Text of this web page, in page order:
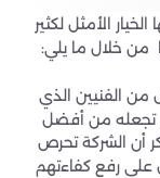
الأمثل لكثير
من خلال ما يلي:
من الفنيين الذي
تجعله من أفضل
أن الشركة تحرص
على رفع كفاءتهم